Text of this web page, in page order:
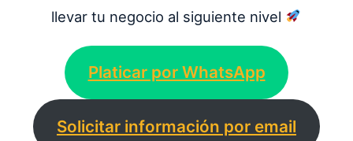
llevar tu negocio al siguiente nivel
Platicar por WhatsApp
Solicitar información por email